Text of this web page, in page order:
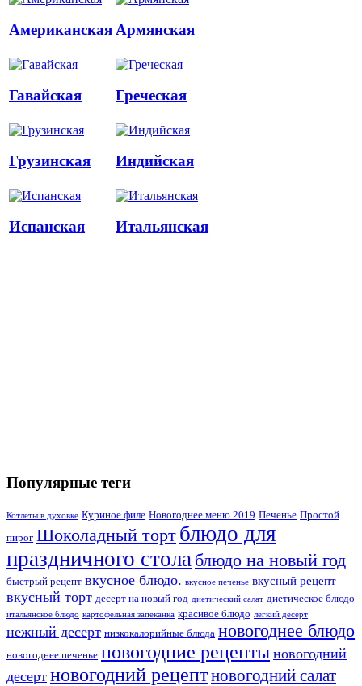
АмериканскаяАрмянская
Гавайская Греческая
Грузинская Индийская
Испанская Итальянская
Популярные теги
Котлеты в духовке Куриное филе Новогоднее меню 2019 Печенье Простой
пирог Шоколадный торт блюдо для
праздничного стола блюдо на новый год
быстрый рецепт вкусное блюдо. вкусное печенье вкусный рецепт
вкусный торт десерт на новый год диетический салат диетическое блюдо
итальянское блюдо картофельная запеканка красивое блюдо легкий десерт
нежный десерт низкокалорийные блюда новогоднее блюдо
новогоднее печенье новогодние рецепты новогодний
десерт новогодний рецептновогодний салат